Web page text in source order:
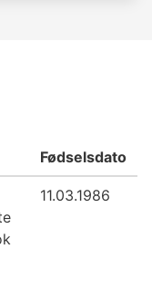
Fødselsdato
11.03.1986